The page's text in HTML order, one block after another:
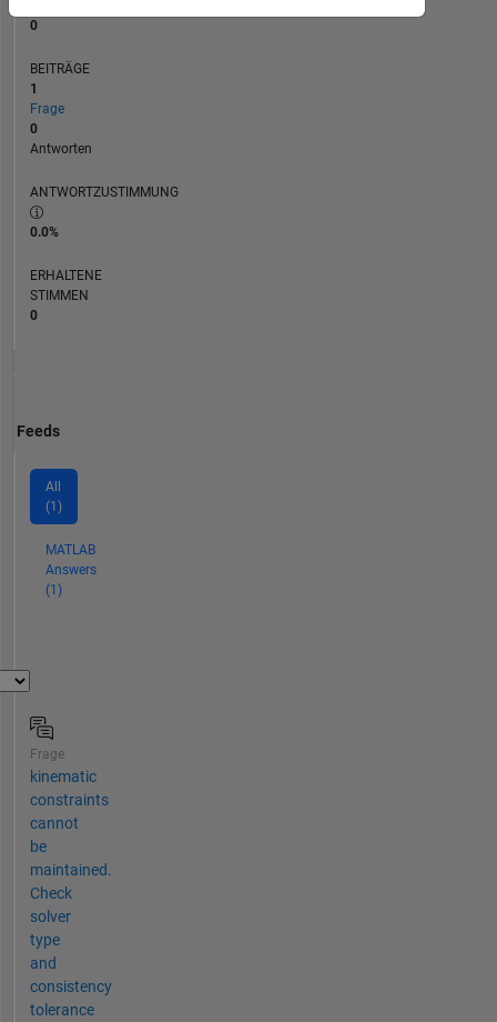
0
BEITRÄGE
1
Frage
0
Antworten
ANTWORTZUSTIMMUNG
0.0%
ERHALTENE
STIMMEN
0
Feeds
All
(1)
MATLAB
Answers
(1)
Frage
kinematic
constraints
cannot
be
maintained.
Check
solver
type
and
consistency
tolerance